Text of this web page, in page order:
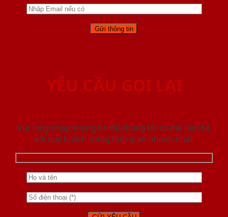
YÊU CẦU GỌI LẠI
Vui lòng nhập thông tin để chúng tôi có thể liên hệ
với quý khách trong thời gian nhanh nhất.